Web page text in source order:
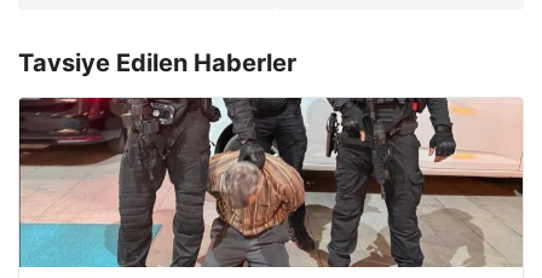
Tavsiye Edilen Haberler